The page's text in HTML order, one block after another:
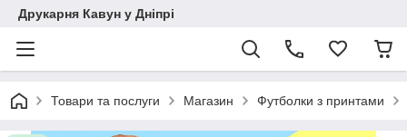
Друкарня Кавун у Дніпрі
Товари та послуги Магазин Футболки з принтами